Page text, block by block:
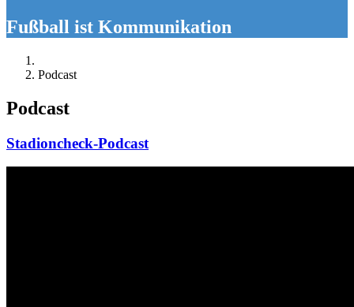
Fußball ist Kommunikation
Podcast
Podcast
Stadioncheck-Podcast